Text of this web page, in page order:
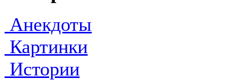
Анекдоты
Картинки
Истории